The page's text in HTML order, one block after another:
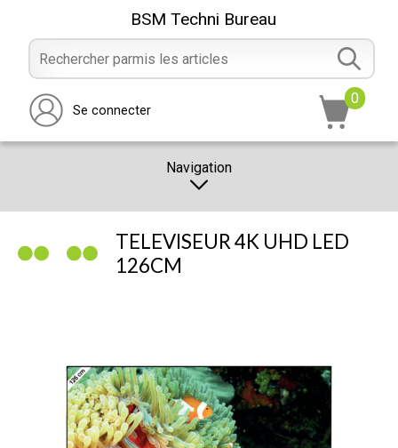
BSM Techni Bureau
Se connecter
0
Navigation
PROMOTION
TELEVISEUR 4K UHD LED
126CM